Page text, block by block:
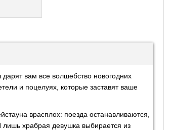
вам все волшебство новогодних
и поцелуях, которые заставят ваше
врасплох: поезда останавливаются,
храбрая девушка выбирается из